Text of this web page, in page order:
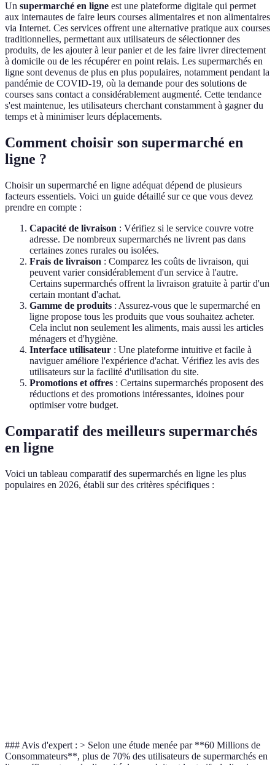
Un supermarché en ligne est une plateforme digitale qui permet
aux internautes de faire leurs courses alimentaires et non alimentaires
via Internet. Ces services offrent une alternative pratique aux courses
traditionnelles, permettant aux utilisateurs de sélectionner des
produits, de les ajouter à leur panier et de les faire livrer directement
à domicile ou de les récupérer en point relais. Les supermarchés en
ligne sont devenus de plus en plus populaires, notamment pendant la
pandémie de COVID-19, où la demande pour des solutions de
courses sans contact a considérablement augmenté. Cette tendance
s'est maintenue, les utilisateurs cherchant constamment à gagner du
temps et à minimiser leurs déplacements.
Comment choisir son supermarché en
ligne ?
Choisir un supermarché en ligne adéquat dépend de plusieurs
facteurs essentiels. Voici un guide détaillé sur ce que vous devez
prendre en compte :
Capacité de livraison : Vérifiez si le service couvre votre
adresse. De nombreux supermarchés ne livrent pas dans
certaines zones rurales ou isolées.
Frais de livraison : Comparez les coûts de livraison, qui
peuvent varier considérablement d'un service à l'autre.
Certains supermarchés offrent la livraison gratuite à partir d'un
certain montant d'achat.
Gamme de produits : Assurez-vous que le supermarché en
ligne propose tous les produits que vous souhaitez acheter.
Cela inclut non seulement les aliments, mais aussi les articles
ménagers et d'hygiène.
Interface utilisateur : Une plateforme intuitive et facile à
naviguer améliore l'expérience d'achat. Vérifiez les avis des
utilisateurs sur la facilité d'utilisation du site.
Promotions et offres : Certains supermarchés proposent des
réductions et des promotions intéressantes, idoines pour
optimiser votre budget.
Comparatif des meilleurs supermarchés
en ligne
Voici un tableau comparatif des supermarchés en ligne les plus
populaires en 2026, établi sur des critères spécifiques :
### Avis d'expert : > Selon une étude menée par **60 Millions de
Consommateurs**, plus de 70% des utilisateurs de supermarchés en